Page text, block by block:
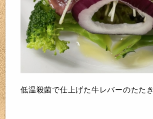
低温殺菌で仕上げた牛レバーのたたき